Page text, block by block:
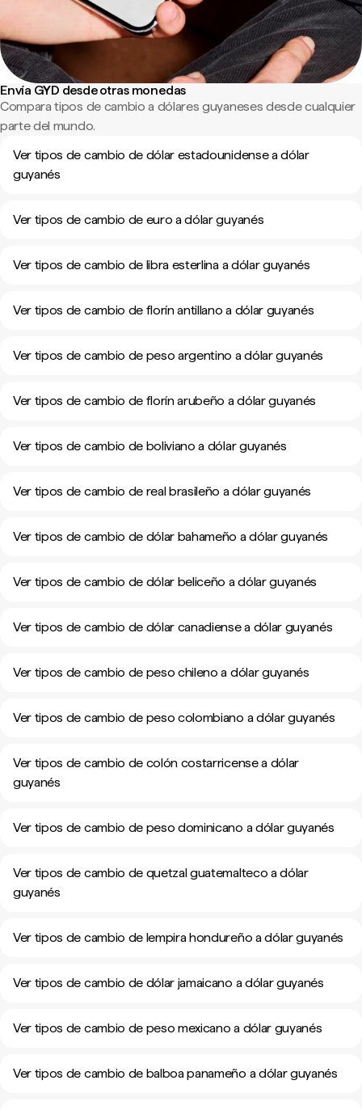
Envía GYD desde otras monedas
Compara tipos de cambio a dólares guyaneses desde cualquier
parte del mundo.
Ver tipos de cambio de dólar estadounidense a dólar
guyanés
Ver tipos de cambio de euro a dólar guyanés
Ver tipos de cambio de libra esterlina a dólar guyanés
Ver tipos de cambio de florín antillano a dólar guyanés
Ver tipos de cambio de peso argentino a dólar guyanés
Ver tipos de cambio de florín arubeño a dólar guyanés
Ver tipos de cambio de boliviano a dólar guyanés
Ver tipos de cambio de real brasileño a dólar guyanés
Ver tipos de cambio de dólar bahameño a dólar guyanés
Ver tipos de cambio de dólar beliceño a dólar guyanés
Ver tipos de cambio de dólar canadiense a dólar guyanés
Ver tipos de cambio de peso chileno a dólar guyanés
Ver tipos de cambio de peso colombiano a dólar guyanés
Ver tipos de cambio de colón costarricense a dólar
guyanés
Ver tipos de cambio de peso dominicano a dólar guyanés
Ver tipos de cambio de quetzal guatemalteco a dólar
guyanés
Ver tipos de cambio de lempira hondureño a dólar guyanés
Ver tipos de cambio de dólar jamaicano a dólar guyanés
Ver tipos de cambio de peso mexicano a dólar guyanés
Ver tipos de cambio de balboa panameño a dólar guyanés